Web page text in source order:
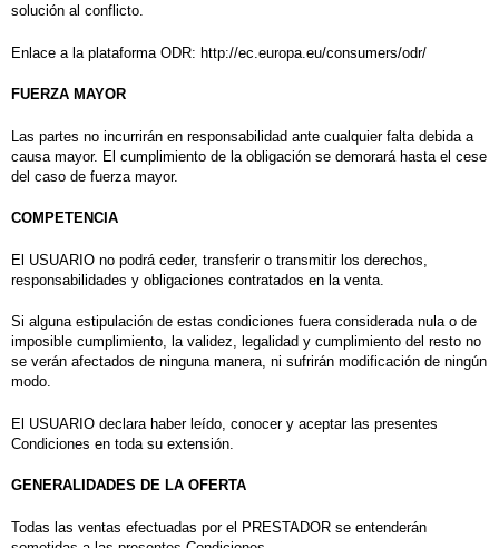
solución al conflicto.
Enlace a la plataforma ODR: http://ec.europa.eu/consumers/odr/
FUERZA MAYOR
Las partes no incurrirán en responsabilidad ante cualquier falta debida a
causa mayor. El cumplimiento de la obligación se demorará hasta el cese
del caso de fuerza mayor.
COMPETENCIA
El USUARIO no podrá ceder, transferir o transmitir los derechos,
responsabilidades y obligaciones contratados en la venta.
Si alguna estipulación de estas condiciones fuera considerada nula o de
imposible cumplimiento, la validez, legalidad y cumplimiento del resto no
se verán afectados de ninguna manera, ni sufrirán modificación de ningún
modo.
El USUARIO declara haber leído, conocer y aceptar las presentes
Condiciones en toda su extensión.
GENERALIDADES DE LA OFERTA
Todas las ventas efectuadas por el PRESTADOR se entenderán